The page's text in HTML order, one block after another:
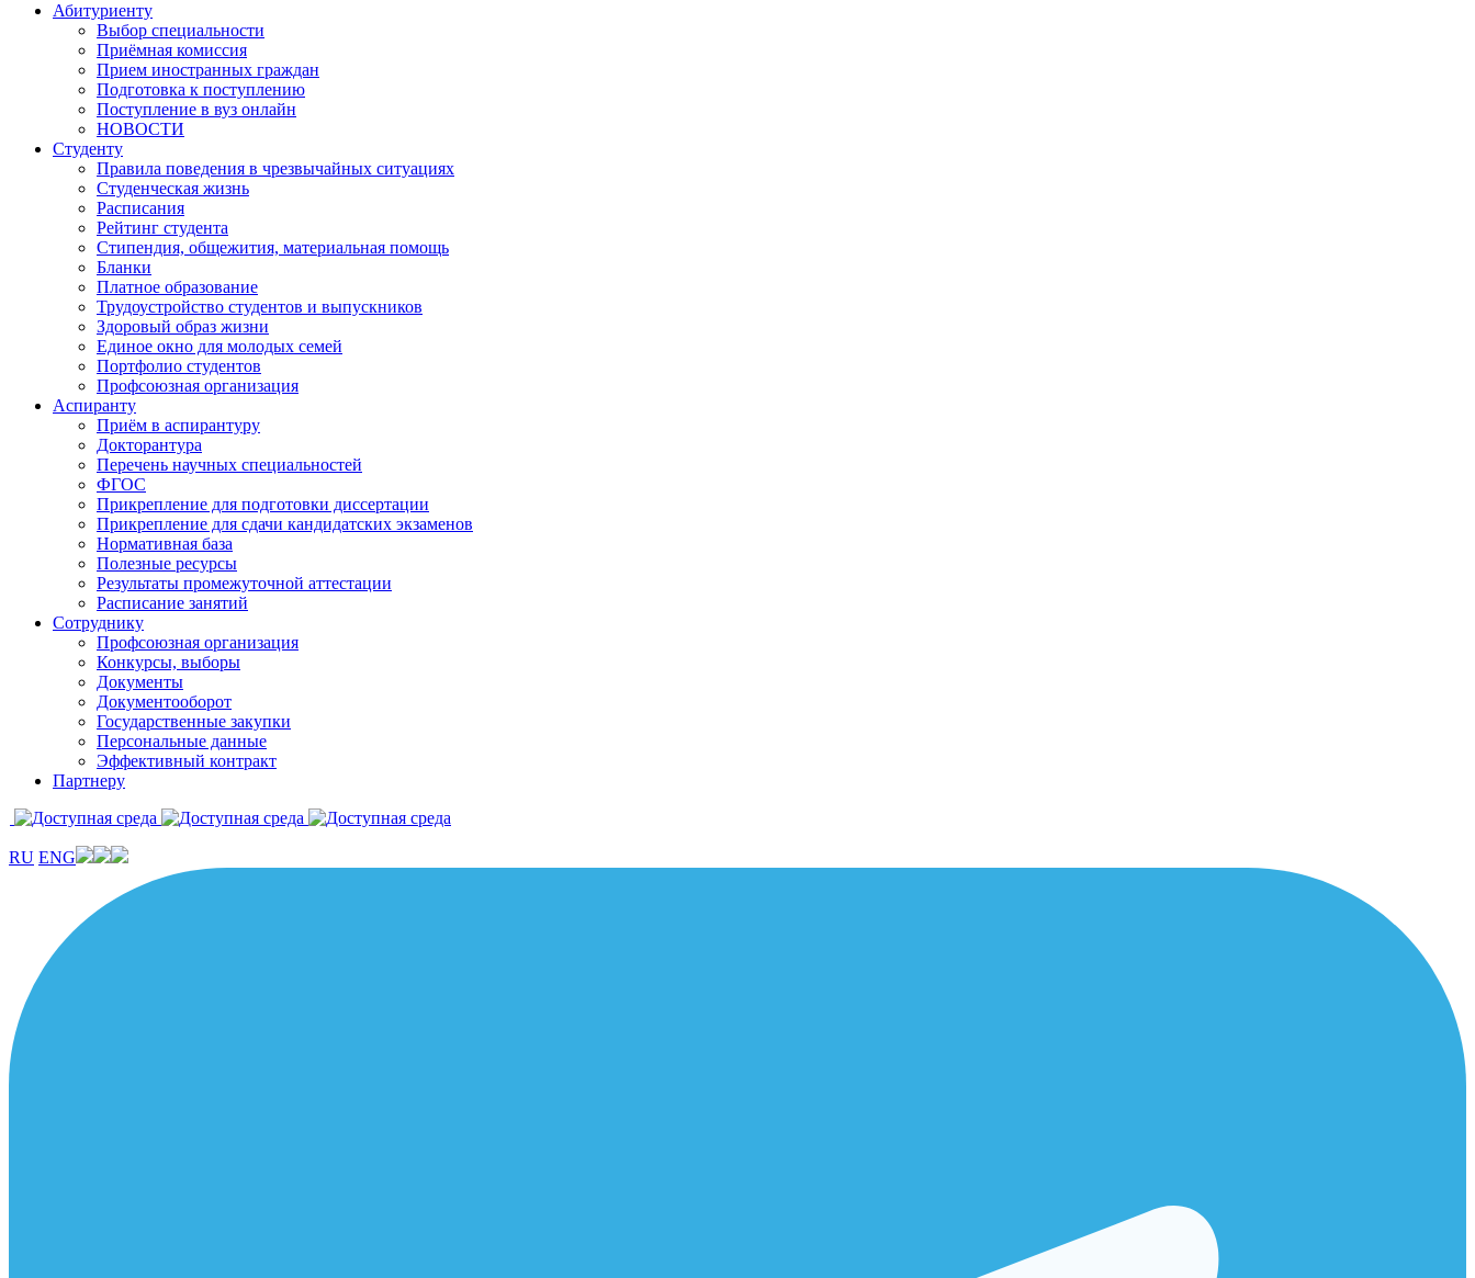
Абитуриенту
Выбор специальности
Приёмная комиссия
Прием иностранных граждан
Подготовка к поступлению
Поступление в вуз онлайн
НОВОСТИ
Студенту
Правила поведения в чрезвычайных ситуациях
Студенческая жизнь
Расписания
Рейтинг студента
Стипендия, общежития, материальная помощь
Бланки
Платное образование
Трудоустройство студентов и выпускников
Здоровый образ жизни
Единое окно для молодых семей
Портфолио студентов
Профсоюзная организация
Аспиранту
Приём в аспирантуру
Докторантура
Перечень научных специальностей
ФГОС
Прикрепление для подготовки диссертации
Прикрепление для сдачи кандидатских экзаменов
Нормативная база
Полезные ресурсы
Результаты промежуточной аттестации
Расписание занятий
Сотруднику
Профсоюзная организация
Конкурсы, выборы
Документы
Документооборот
Государственные закупки
Персональные данные
Эффективный контракт
Партнеру
RU ENG